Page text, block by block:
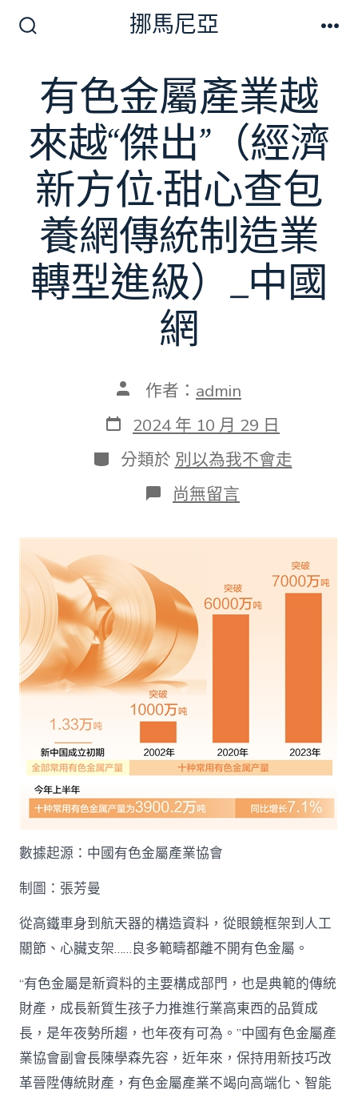
切
換
開
關
挪馬尼亞
有色金屬產業越
來越“傑出”（經濟
新方位·甜心查包
養網傳統制造業
轉型進級）_中國
網
文
作
者
作者： admin
發
表
日
期
2024 年 10 月 29 日
分
類
分類於 別以為我不會走
在
〈有
金
業
越
來
越
“傑
出”
（經
濟
新
位
·
甜
心
查
養
網
造
業
轉
型
進
級）
_
中
國
網〉
中
尚無留言
數據起源：中國有色金屬產業協會
制圖：張芳曼
從高鐵車身到航天器的構造資料，從眼鏡框架到人工
關節、心臟支架……良多範疇都離不開有色金屬。
“有色金屬是新資料的主要構成部門，也是典範的傳統
財產，成長新質生孩子力推進行業高東西的品質成
長，是年夜勢所趨，也年夜有可為。”中國有色金屬產
業協會副會長陳學森先容，近年來，保持用新技巧改
革晉陞傳統財產，有色金屬產業不竭向高端化、智能